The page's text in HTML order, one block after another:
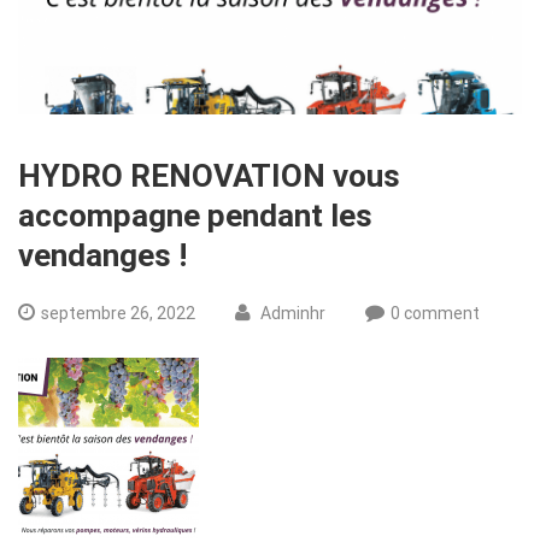
HYDRO RENOVATION vous
accompagne pendant les
vendanges !
septembre 26, 2022 Adminhr 0 comment